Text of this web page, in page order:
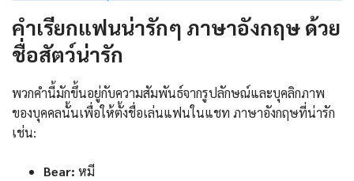
คําเรียกแฟนน่ารักๆ ภาษาอังกฤษ ด้วย
ชื่อสัตว์น่ารัก
พวกคำนี้มักขึ้นอยู่กับความสัมพันธ์จากรูปลักษณ์และบุคลิกภาพ
ของบุคคลนั้นเพื่อให้ตั้งชื่อเล่นแฟนในแชท ภาษาอังกฤษที่น่ารัก
เช่น:
Bear: หมี